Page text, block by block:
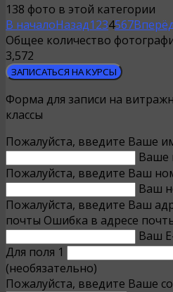
138 фото в этой категории
В началоНазад1234567
Общее количество
3,572
ЗАПИСАТЬСЯ НА КУРСЫ
Форма для записи на
классы
Пожалуйста, введите Ваше
Ваше
Пожалуйста, введите Ваш
Ваш
Пожалуйста, введите Ваш
почты Ошибка в адресе
Ваш
Для поля 1
(необязательно)
Пожалуйста, введите Ваше